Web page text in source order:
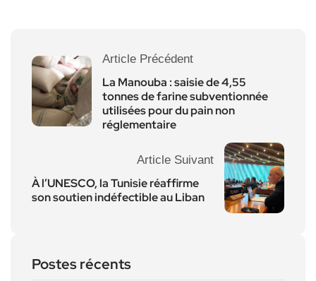
Article Précédent
La Manouba : saisie de 4,55
tonnes de farine subventionnée
utilisées pour du pain non
réglementaire
Article Suivant
À l’UNESCO, la Tunisie réaffirme
son soutien indéfectible au Liban
Postes récents